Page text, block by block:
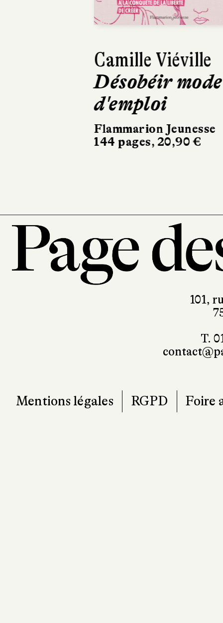
Camille Viéville
Désobéir mode
d'emploi
Flammarion Jeunesse
144 pages, 20,90 €
101,
T.
Mentions légales RGPD Foire